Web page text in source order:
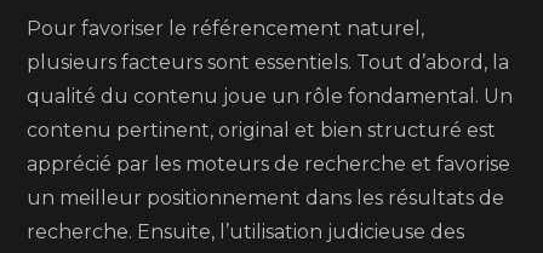
Pour favoriser le référencement naturel,
plusieurs facteurs sont essentiels. Tout d’abord, la
qualité du contenu joue un rôle fondamental. Un
contenu pertinent, original et bien structuré est
apprécié par les moteurs de recherche et favorise
un meilleur positionnement dans les résultats de
recherche. Ensuite, l’utilisation judicieuse des